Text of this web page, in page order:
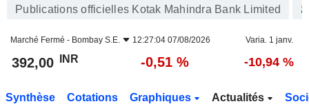
Publications officielles Kotak Mahindra Bank Limited
Marché Fermé - Bombay S.E. 12:27:04 07/08/2026 Varia. 1 janv.
392,00 INR -0,51 % -10,94 %
Synthèse Cotations Graphiques Actualités